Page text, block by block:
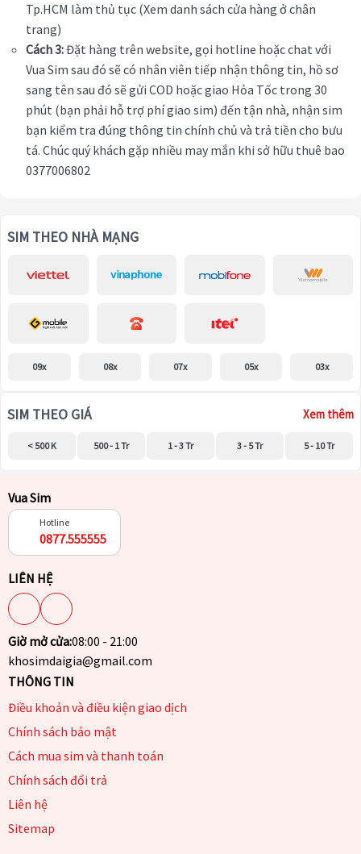
Tp.HCM làm thủ tục (Xem danh sách cửa hàng ở chân
trang)
Cách 3:Đặt hàng trên website, gọi hotline hoặc chat với
Vua Sim sau đó sẽ có nhân viên tiếp nhận thông tin, hồ sơ
sang tên sau đó sẽ gửi COD hoặc giao Hỏa Tốc trong 30
phút (bạn phải hỗ trợ phí giao sim) đến tận nhà, nhận sim
bạn kiểm tra đúng thông tin chính chủ và trả tiền cho bưu
tá. Chúc quý khách gặp nhiều may mắn khi sở hữu thuê bao
0377006802
SIM THEO NHÀ MẠNG
09x 08x 07x 05x 03x
SIM THEO GIÁ Xem thêm
< 500 K 500 - 1 Tr 1 - 3 Tr 3 - 5 Tr 5 - 10 Tr
Vua Sim
Hotline
0877.555555
LIÊN HỆ
Giờ mở cửa:08:00 - 21:00
khosimdaigia@gmail.com
THÔNG TIN
Điều khoản và điều kiện giao dịch
Chính sách bảo mật
Cách mua sim và thanh toán
Chính sách đổi trả
Liên hệ
Sitemap